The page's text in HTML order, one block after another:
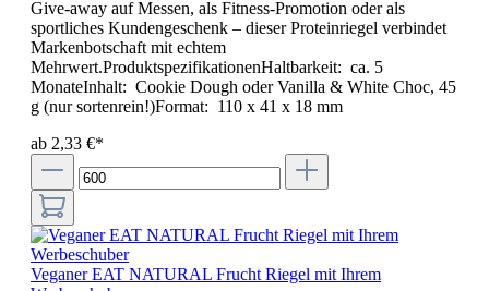
Give-away auf Messen, als Fitness-Promotion oder als
sportliches Kundengeschenk – dieser Proteinriegel verbindet
Markenbotschaft mit echtem
Mehrwert.ProduktspezifikationenHaltbarkeit: ca. 5
MonateInhalt: Cookie Dough oder Vanilla & White Choc, 45
g (nur sortenrein!)Format: 110 x 41 x 18 mm
ab 2,33 €*
Veganer EAT NATURAL Frucht Riegel mit Ihrem